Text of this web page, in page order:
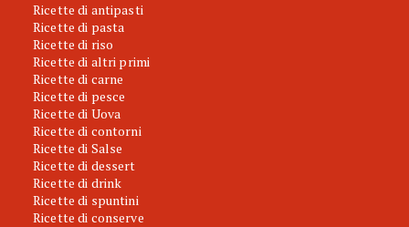
Ricette di antipasti
Ricette di pasta
Ricette di riso
Ricette di altri primi
Ricette di carne
Ricette di pesce
Ricette di Uova
Ricette di contorni
Ricette di Salse
Ricette di dessert
Ricette di drink
Ricette di spuntini
Ricette di conserve